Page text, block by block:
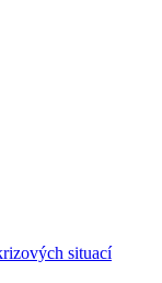
situací